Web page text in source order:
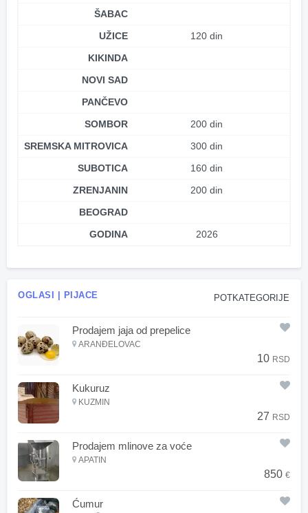
ŠABAC
UŽICE
120 din
KIKINDA
NOVI SAD
PANČEVO
SOMBOR
200 din
SREMSKA MITROVICA
300 din
SUBOTICA
160 din
ZRENJANIN
200 din
BEOGRAD
GODINA
2026
POTKATEGORIJE
OGLASI | PIJACE
Prodajem jaja od prepelice
ARANĐELOVAC
10 RSD
Kukuruz
KUZMIN
27 RSD
Prodajem mlinove za voće
APATIN
850 €
Ćumur